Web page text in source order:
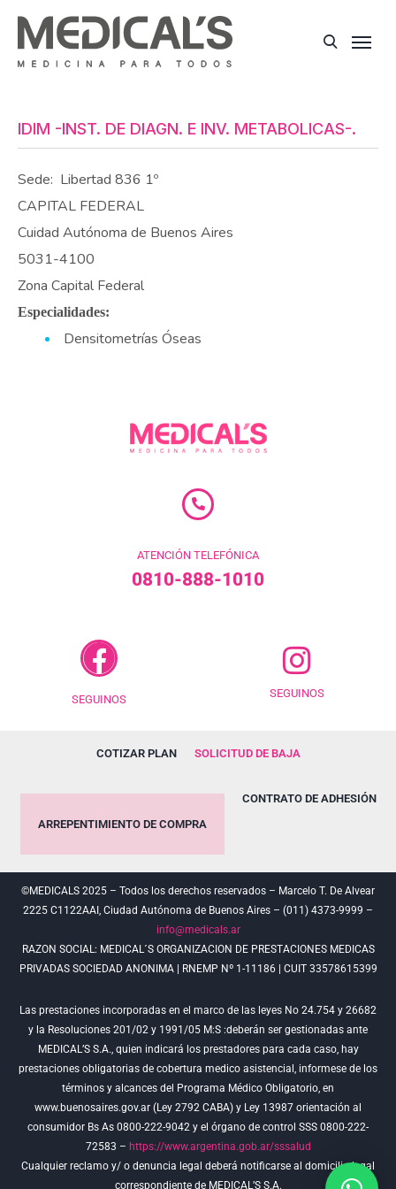
IDIM -INST. DE DIAGN. E INV. METABOLICAS-.
Sede: Libertad 836 1º
CAPITAL FEDERAL
Cuidad Autónoma de Buenos Aires
5031-4100
Zona Capital Federal
Especialidades:
Densitometrías Óseas
ATENCIÓN TELEFÓNICA
0810-888-1010
SEGUINOS SEGUINOS
COTIZAR PLAN SOLICITUD DE BAJA
ARREPENTIMIENTO DE COMPRA
CONTRATO DE ADHESIÓN
©MEDICALS 2025 – Todos los derechos reservados – Marcelo T. De Alvear
2225 C1122AAI, Ciudad Autónoma de Buenos Aires – (011) 4373-9999 –
info@medicals.ar
RAZON SOCIAL: MEDICAL´S ORGANIZACION DE PRESTACIONES MEDICAS
PRIVADAS SOCIEDAD ANONIMA | RNEMP Nº 1-11186 | CUIT 33578615399
Las prestaciones incorporadas en el marco de las leyes No 24.754 y 26682
y la Resoluciones 201/02 y 1991/05 M:S :deberán ser gestionadas ante
MEDICAL’S S.A., quien indicará los prestadores para cada caso, hay
prestaciones obligatorias de cobertura medico asistencial, informese de los
términos y alcances del Programa Médico Obligatorio, en
www.buenosaires.gov.ar (Ley 2792 CABA) y Ley 13987 orientación al
consumidor Bs As 0800-222-9042 y el órgano de control SSS 0800-222-
72583 – https://www.argentina.gob.ar/sssalud
Cualquier reclamo y/ o denuncia legal deberá notificarse al domicilio legal
correspondiente de MEDICAL’S S.A.